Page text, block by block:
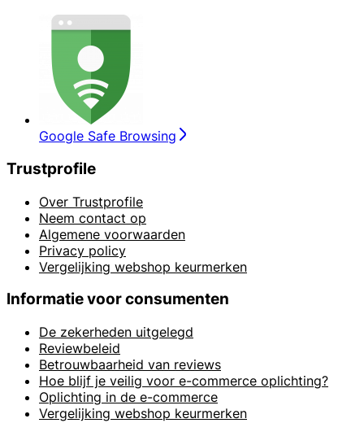
Google Safe Browsing
Trustprofile
Over Trustprofile
Neem contact op
Algemene voorwaarden
Privacy policy
Vergelijking webshop keurmerken
Informatie voor consumenten
De zekerheden uitgelegd
Reviewbeleid
Betrouwbaarheid van reviews
Hoe blijf je veilig voor e-commerce oplichting?
Oplichting in de e-commerce
Vergelijking webshop keurmerken